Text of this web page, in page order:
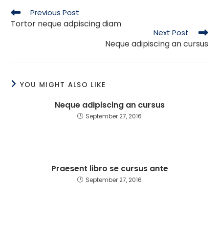
Previous Post
Tortor neque adpiscing diam
Next Post
Neque adipiscing an cursus
YOU MIGHT ALSO LIKE
Neque adipiscing an cursus
September 27, 2016
Praesent libro se cursus ante
September 27, 2016